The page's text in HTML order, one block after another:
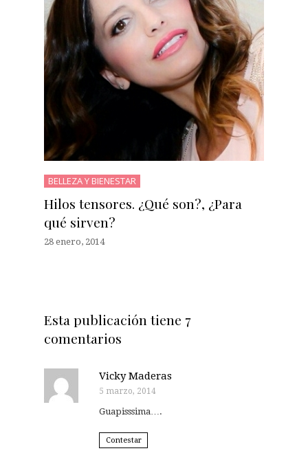
BELLEZA Y BIENESTAR
Hilos tensores. ¿Qué son?, ¿Para
qué sirven?
28 enero, 2014
Esta publicación tiene 7
comentarios
Vicky Maderas
5 marzo, 2014
Guapisssima….
Contestar